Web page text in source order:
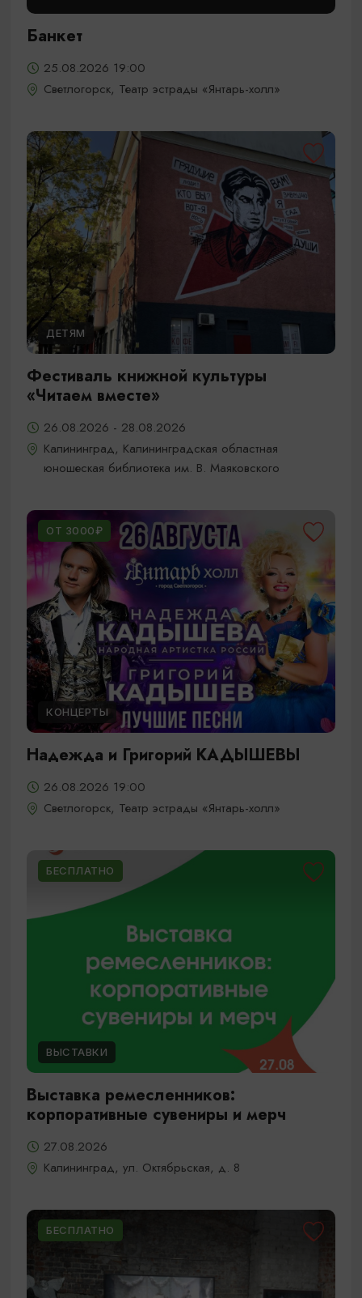
Банкет
25.08.2026 19:00
Светлогорск, Театр эстрады «Янтарь-холл»
ДЕТЯМ
Фестиваль книжной культуры
«Читаем вместе»
26.08.2026 - 28.08.2026
Калининград, Калининградская областная
юношеская библиотека им. В. Маяковского
ОТ 3000₽
КОНЦЕРТЫ
Надежда и Григорий КАДЫШЕВЫ
26.08.2026 19:00
Светлогорск, Театр эстрады «Янтарь-холл»
БЕСПЛАТНО
ВЫСТАВКИ
Выставка ремесленников:
корпоративные сувениры и мерч
27.08.2026
Калининград, ул. Октябрьская, д. 8
БЕСПЛАТНО